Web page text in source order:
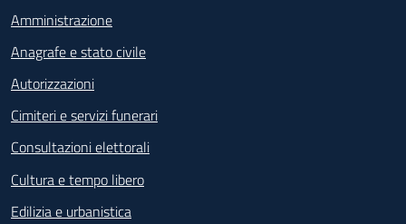
Amministrazione
Anagrafe e stato civile
Autorizzazioni
Cimiteri e servizi funerari
Consultazioni elettorali
Cultura e tempo libero
Edilizia e urbanistica